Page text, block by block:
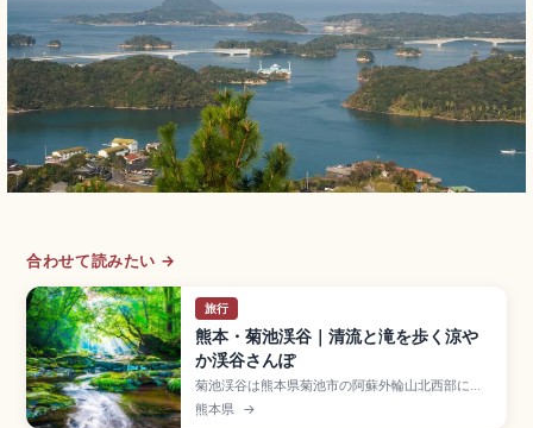
合わせて読みたい →
旅行
熊本・菊池渓谷｜清流と滝を歩く涼や
か渓谷さんぽ
菊池渓谷は熊本県菊池市の阿蘇外輪山北西部にあ
る約1,193haの自然休養林で、「日本名水百選」
「日本の滝百選」に選ばれた清流の渓谷。「天然
熊本県 →